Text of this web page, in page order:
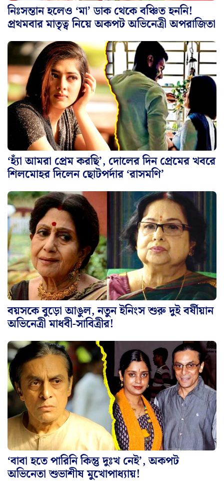
নিঃসন্তান হলেও ‘মা’ ডাক থেকে বঞ্চিত হননি!
প্রথমবার মাতৃত্ব নিয়ে অকপট অভিনেত্রী অপরাজিতা
‘হ্যাঁ আমরা প্রেম করছি’, দোলের দিন প্রেমের খবরে
শিলমোহর দিলেন ছোটপর্দার ‘রাসমণি’
বয়সকে বুড়ো আঙুল, নতুন ইনিংস শুরু দুই বর্ষীয়ান
অভিনেত্রী মাধবী-সাবিত্রীর!
‘বাবা হতে পারিনি কিন্তু দুঃখ নেই’, অকপট
অভিনেতা শুভাশীষ মুখোপাধ্যায়!